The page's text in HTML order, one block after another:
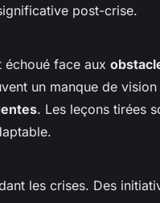
post-crise.
échoué face aux
un manque de
. Les leçons tirées
les crises. Des